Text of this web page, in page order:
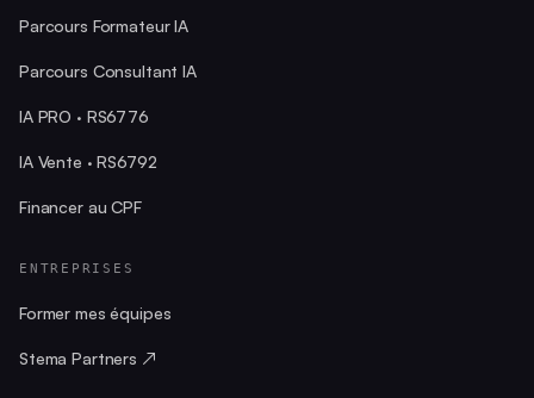
Parcours Formateur IA
Parcours Consultant IA
IA PRO · RS6776
IA Vente · RS6792
Financer au CPF
ENTREPRISES
Former mes équipes
Stema Partners ↗